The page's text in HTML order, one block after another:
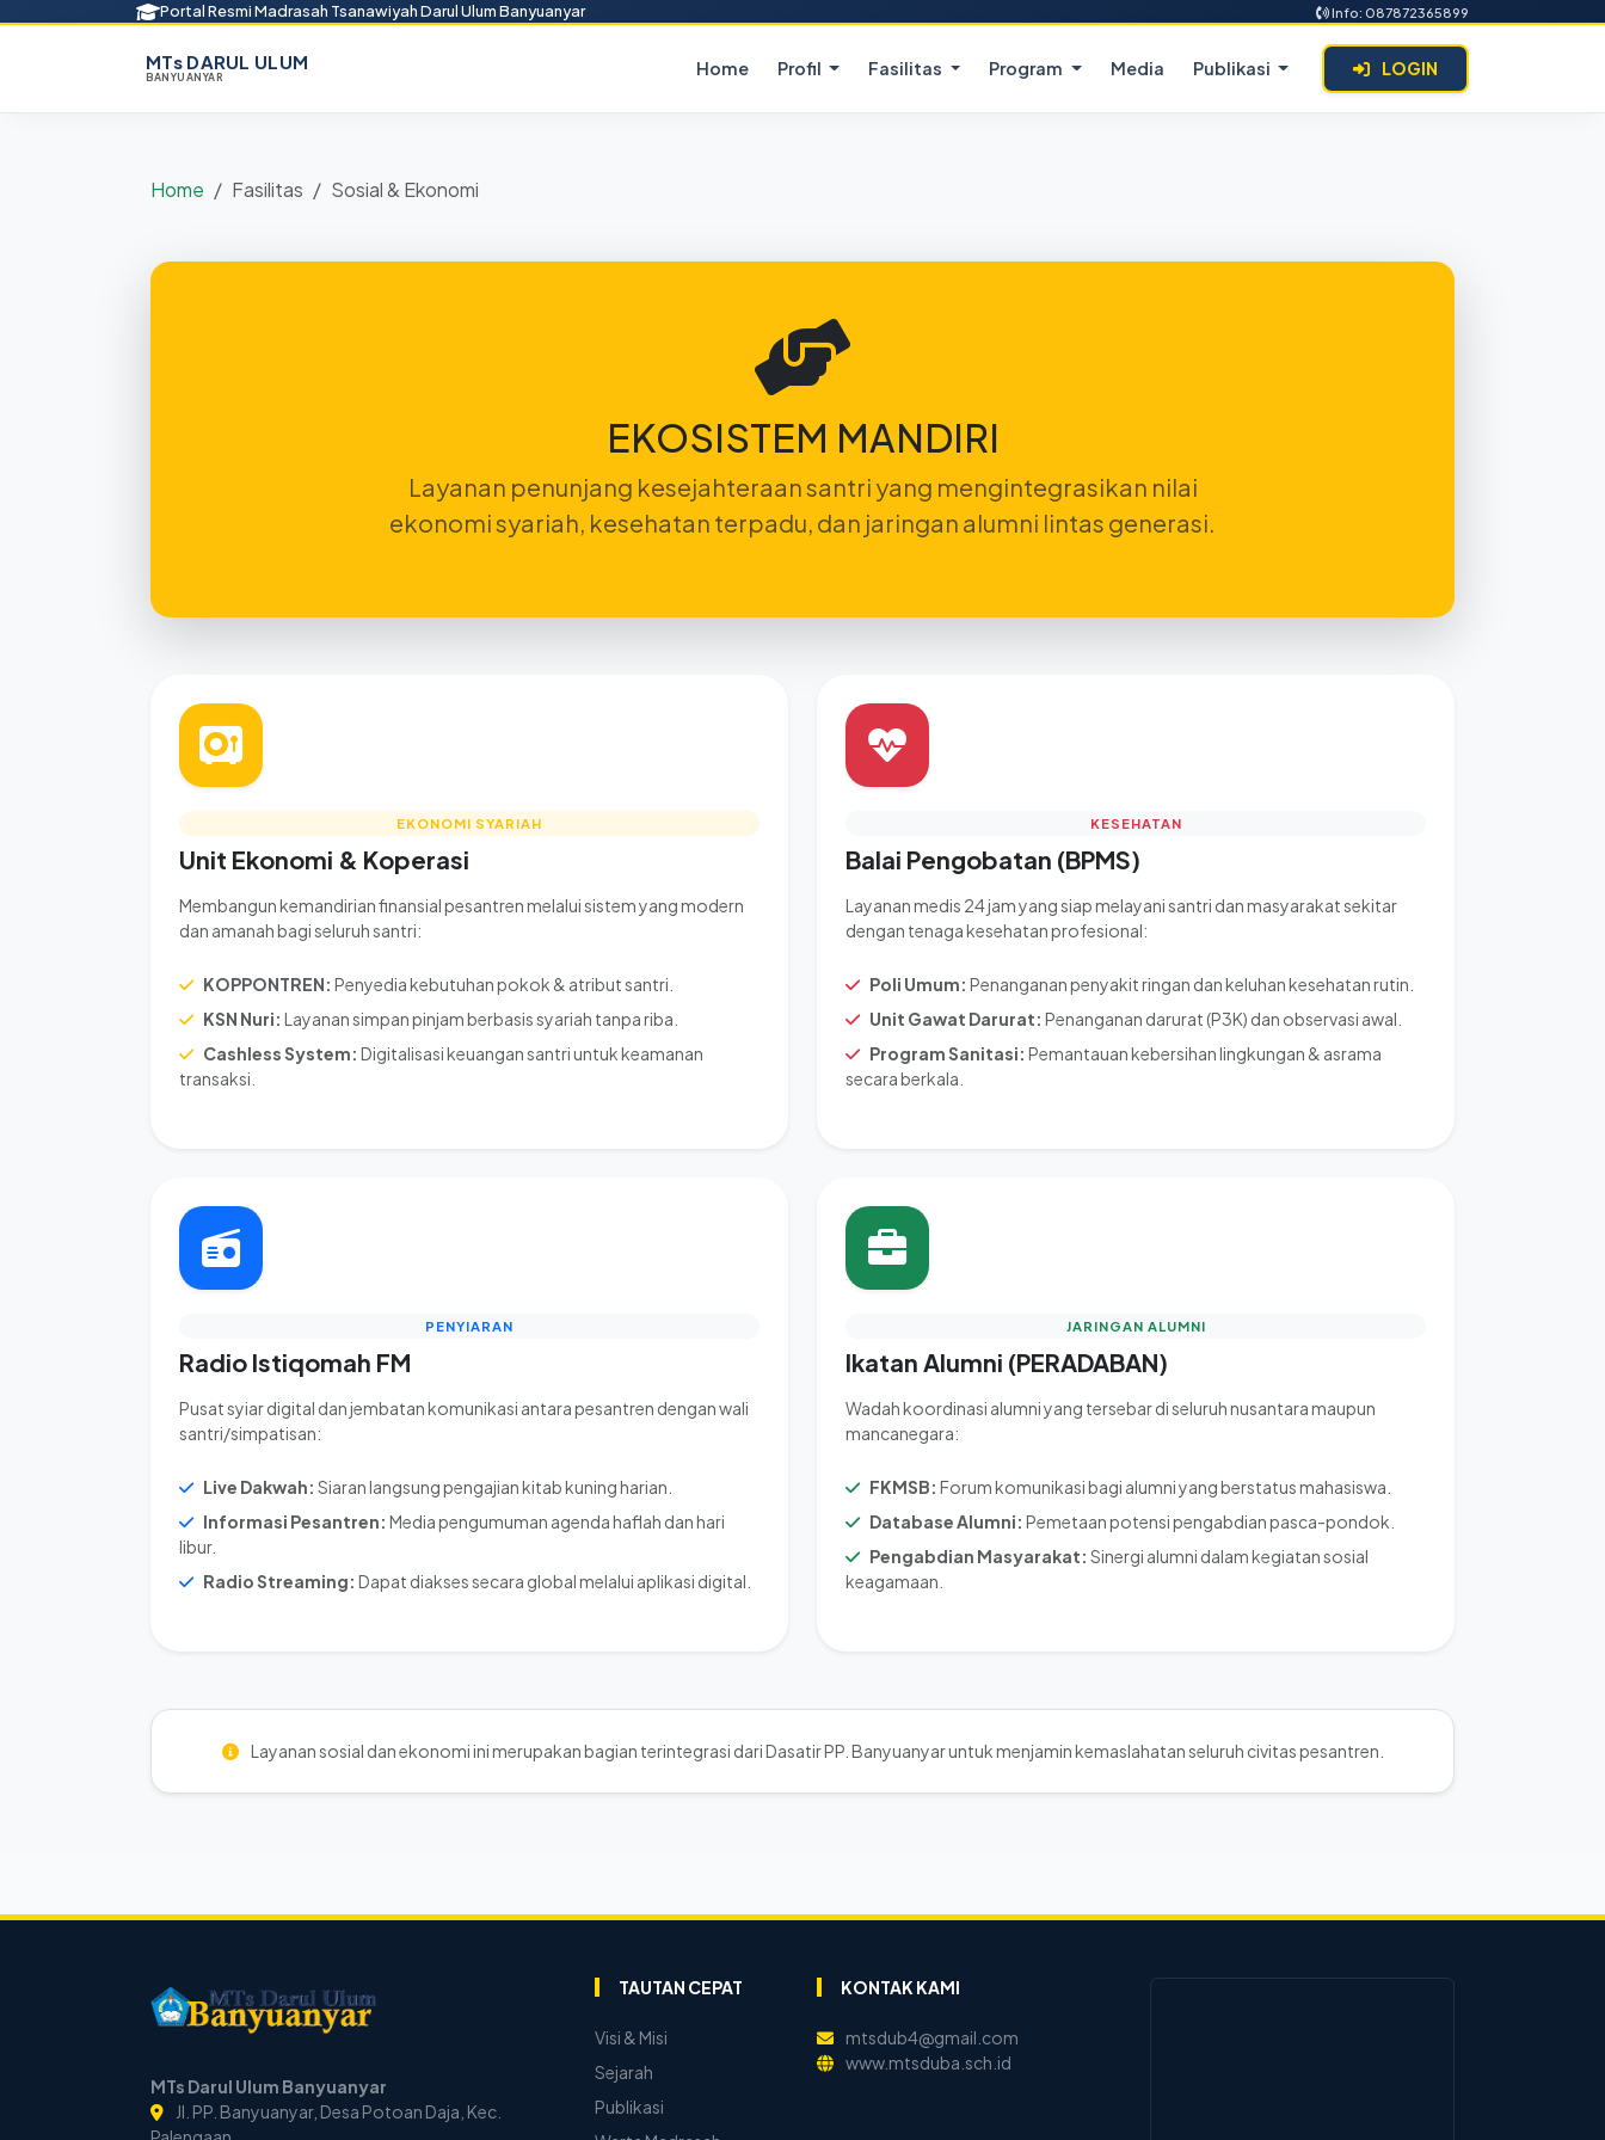
Portal Resmi Madrasah Tsanawiyah Darul Ulum Banyuanyar Info: 087872365899
MTs DARUL ULUM
BANYUANYAR Home Profil Fasilitas Program Media Publikasi LOGIN
Home Fasilitas Sosial & Ekonomi
EKOSISTEM MANDIRI
Layanan penunjang kesejahteraan santri yang mengintegrasikan nilai
ekonomi syariah, kesehatan terpadu, dan jaringan alumni lintas generasi.
EKONOMI SYARIAH
Unit Ekonomi & Koperasi
Membangun kemandirian finansial pesantren melalui sistem yang modern
dan amanah bagi seluruh santri:
KOPPONTREN: Penyedia kebutuhan pokok & atribut santri.
KSN Nuri: Layanan simpan pinjam berbasis syariah tanpa riba.
Cashless System: Digitalisasi keuangan santri untuk keamanan
transaksi.
KESEHATAN
Balai Pengobatan (BPMS)
Layanan medis 24 jam yang siap melayani santri dan masyarakat sekitar
dengan tenaga kesehatan profesional:
Poli Umum: Penanganan penyakit ringan dan keluhan kesehatan rutin.
Unit Gawat Darurat: Penanganan darurat (P3K) dan observasi awal.
Program Sanitasi: Pemantauan kebersihan lingkungan & asrama
secara berkala.
PENYIARAN
Radio Istiqomah FM
Pusat syiar digital dan jembatan komunikasi antara pesantren dengan wali
santri/simpatisan:
Live Dakwah: Siaran langsung pengajian kitab kuning harian.
Informasi Pesantren: Media pengumuman agenda haflah dan hari
libur.
Radio Streaming: Dapat diakses secara global melalui aplikasi digital.
JARINGAN ALUMNI
Ikatan Alumni (PERADABAN)
Wadah koordinasi alumni yang tersebar di seluruh nusantara maupun
mancanegara:
FKMSB: Forum komunikasi bagi alumni yang berstatus mahasiswa.
Database Alumni: Pemetaan potensi pengabdian pasca-pondok.
Pengabdian Masyarakat: Sinergi alumni dalam kegiatan sosial
keagamaan.
Layanan sosial dan ekonomi ini merupakan bagian terintegrasi dari Dasatir PP. Banyuanyar untuk menjamin kemaslahatan seluruh civitas pesantren.
MTs Darul Ulum Banyuanyar
Jl. PP. Banyuanyar, Desa Potoan Daja, Kec.
TAUTAN CEPAT
Visi & Misi
Sejarah
Publikasi
KONTAK KAMI
mtsdub4@gmail.com
www.mtsduba.sch.id